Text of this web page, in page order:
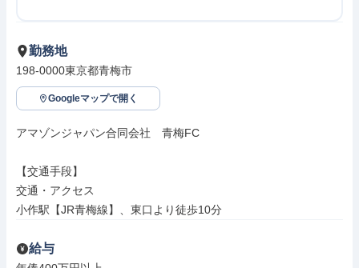
勤務地
198-0000東京都青梅市
Googleマップで開く
アマゾンジャパン合同会社　青梅FC
【交通手段】
交通・アクセス
小作駅【JR青梅線】、東口より徒歩10分
給与